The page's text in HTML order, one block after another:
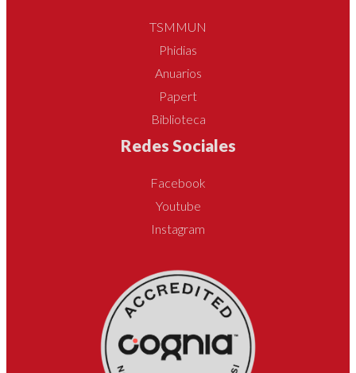
TSMMUN
Phidias
Anuarios
Papert
Biblioteca
Redes Sociales
Facebook
Youtube
Instagram